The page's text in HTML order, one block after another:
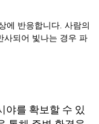
에 반응합니다. 사람의
사되어 빛나는 경우 파
야를 확보할 수 있